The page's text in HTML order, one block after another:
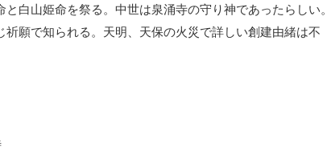
白山姫命を祭る。中世は泉涌寺の守り神であったらしい。
願で知られる。天明、天保の火災で詳しい創建由緒は不